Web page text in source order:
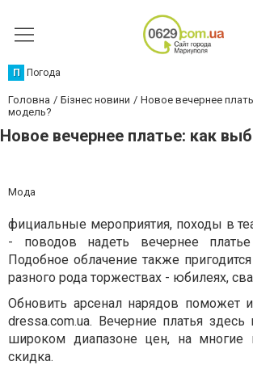
П Погода
Головна Бізнес новини
Новое вечернее
модель?
Новое вечернее платье: как
Мода
фициальные мероприятия, походы в
- поводов надеть вечернее платье
Подобное облачение также
разного рода торжествах - юбилеях,
Обновить арсенал нарядов поможет
dressa.com.ua. Вечерние платья
широком диапазоне цен, на многие
скидка.